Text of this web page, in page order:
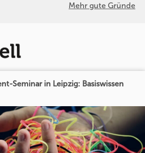
Mehr gute Gründe
Seminar in Leipzig: Basiswissen